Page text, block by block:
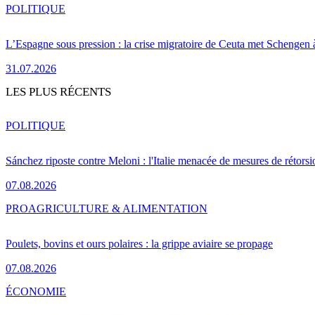
L’Espagne sous pression : la crise migratoire de Ceuta met Schengen
31.07.2026
POLITIQUE
LES PLUS RÉCENTS
Sánchez riposte contre Meloni : l'Italie menacée de mesures de
07.08.2026
POLITIQUE
Poulets, bovins et ours polaires : la grippe aviaire se propage
07.08.2026
PROAGRICULTURE & ALIMENTATION
ÉCONOMIE